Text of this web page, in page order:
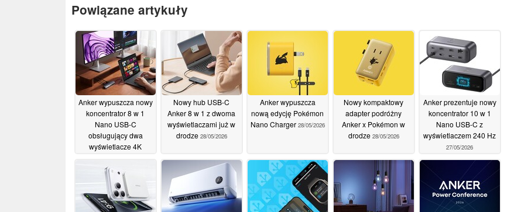
Powiązane artykuły
Anker wypuszcza nowy
koncentrator 8 w 1
Nano USB-C
obsługujący dwa
wyświetlacze 4K
Nowy hub USB-C
Anker 8 w 1 z dwoma
wyświetlaczami już w
drodze 28/05/2026
Anker wypuszcza
nową edycję Pokémon
Nano Charger 28/05/2026
Nowy kompaktowy
adapter podróżny
Anker x Pokémon w
drodze 28/05/2026
Anker prezentuje nowy
koncentrator 10 w 1
Nano USB-C z
wyświetlaczem 240 Hz
27/05/2026